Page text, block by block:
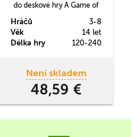
do deskové hry A Game of
mocný klan Targaryenů.
Tento kdysi hrdý rod, jež se
opírá o podporu svých
snažit dostat k moci pomocí
všech prostředků.
Hráčů
3-8
Věk
14 let
Délka hry
120-240
Není skladem
48,59 €